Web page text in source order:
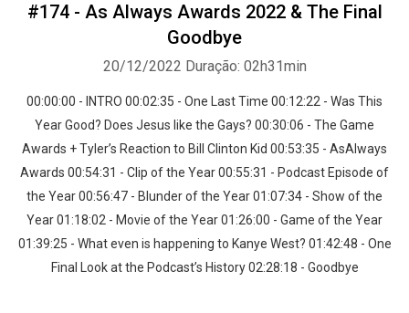
#174 - As Always Awards 2022 & The Final
Goodbye
20/12/2022 Duração: 02h31min
00:00:00 - INTRO 00:02:35 - One Last Time 00:12:22 - Was This
Year Good? Does Jesus like the Gays? 00:30:06 - The Game
Awards + Tyler’s Reaction to Bill Clinton Kid 00:53:35 - AsAlways
Awards 00:54:31 - Clip of the Year 00:55:31 - Podcast Episode of
the Year 00:56:47 - Blunder of the Year 01:07:34 - Show of the
Year 01:18:02 - Movie of the Year 01:26:00 - Game of the Year
01:39:25 - What even is happening to Kanye West? 01:42:48 - One
Final Look at the Podcast’s History 02:28:18 - Goodbye